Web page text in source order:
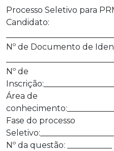
Processo Seletivo para
Candidato:
Nº de Documento de
Nº de
Área de
Fase do processo
Nº da questão: